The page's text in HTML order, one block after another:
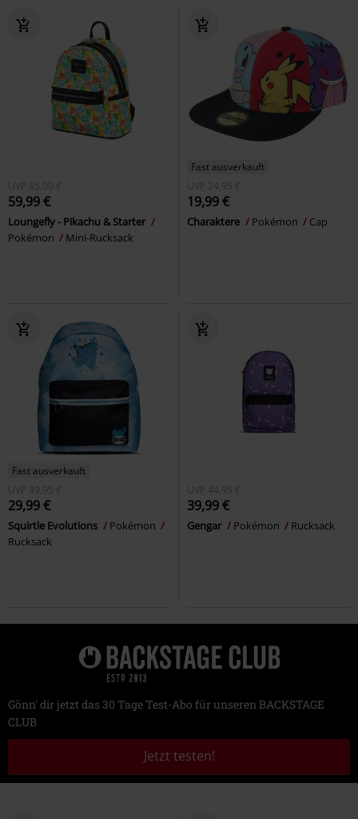
UVP 85,00 €
59,99 €
Loungefly - Pikachu & Starter
Pokémon
Mini-Rucksack
Fast ausverkauft
UVP
24,95 €
19,99 €
Charaktere Pokémon Cap
Fast ausverkauft
UVP
49,95 €
29,99 €
Squirtle Evolutions
Pokémon
Rucksack
UVP 44,95 €
39,99 €
Gengar Pokémon Rucksack
Gönn' dir jetzt das 30 Tage Test-Abo für unseren BACKSTAGE
CLUB
Jetzt testen!